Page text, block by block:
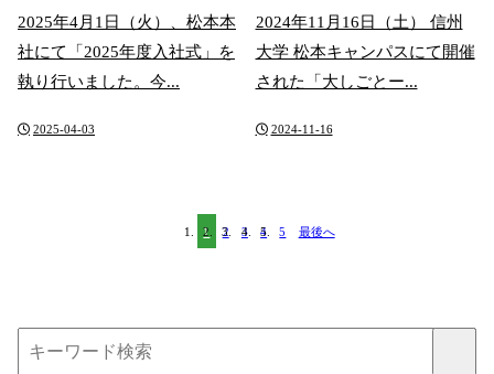
2025年4月1日（火）、松本本
社にて「2025年度入社式」を
執り行いました。今...
2025-04-03
2024年11月16日（土） 信州
大学 松本キャンパスにて開催
された「大しごとー...
2024-11-16
1 2 3 4 5 最後へ